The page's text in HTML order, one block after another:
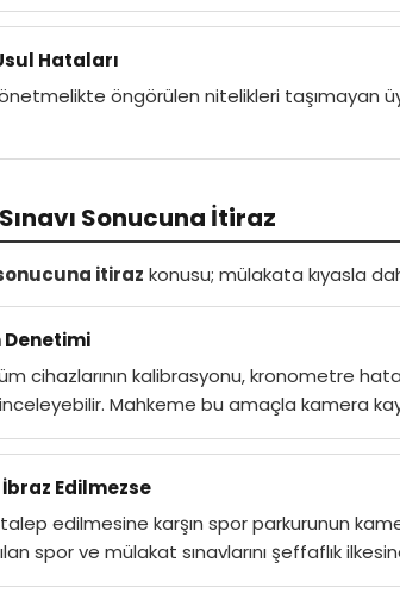
Hataları
öngörülen nitelikleri taşımayan
Sonucuna İtiraz
itiraz konusu; mülakata kıyasla
Denetimi
cihazlarının kalibrasyonu, kronometre
Mahkeme bu amaçla kamera
Edilmezse
edilmesine karşın spor parkurunun
spor ve mülakat sınavlarını şeffaflık